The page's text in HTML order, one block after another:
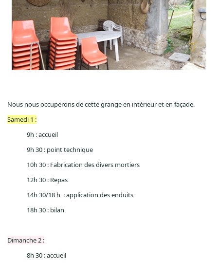
Nous nous occuperons de cette grange en intérieur et en façade.
Samedi 1 :
9h : accueil
9h 30 : point technique
10h 30 : Fabrication des divers mortiers
12h 30 : Repas
14h 30/18 h : application des enduits
18h 30 : bilan
Dimanche 2 :
8h 30 : accueil